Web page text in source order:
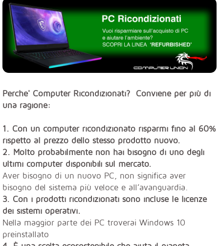
Perche' Computer Ricondizionati? Conviene per più di
una ragione:
1. Con un computer ricondizionato risparmi fino al 60%
rispetto al prezzo dello stesso prodotto nuovo.
2. Molto probabilmente non hai bisogno di uno degli
ultimi computer disponibili sul mercato.
Aver bisogno di un nuovo PC, non significa aver
bisogno del sistema più veloce e all’avanguardia.
3. Con i prodotti ricondizionati sono incluse le licenze
dei sistemi operativi.
Nella maggior parte dei PC troverai Windows 10
preinstallato